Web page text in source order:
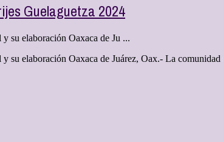
Guelaguetza 2024
su elaboración Oaxaca de Ju ...
su elaboración Oaxaca de Juárez, Oax.- La